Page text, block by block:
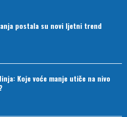
postala su novi ljetni trend
Koje voće manje utiče na nivo